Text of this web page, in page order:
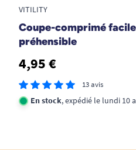
VITILITY
Coupe-comprimé
préhensible
4,95 €
13 avis
En stock, expédié le lundi 10